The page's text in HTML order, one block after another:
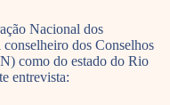
Nacional dos
dos Conselhos
como do estado do Rio
entrevista: